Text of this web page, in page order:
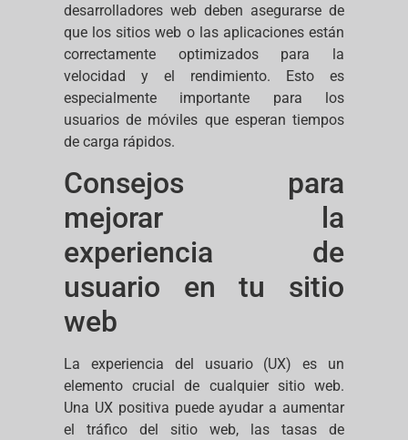
desarrolladores web deben asegurarse de
que los sitios web o las aplicaciones están
correctamente optimizados para la
velocidad y el rendimiento. Esto es
especialmente importante para los
usuarios de móviles que esperan tiempos
de carga rápidos.
Consejos para
mejorar la
experiencia de
usuario en tu sitio
web
La experiencia del usuario (UX) es un
elemento crucial de cualquier sitio web.
Una UX positiva puede ayudar a aumentar
el tráfico del sitio web, las tasas de